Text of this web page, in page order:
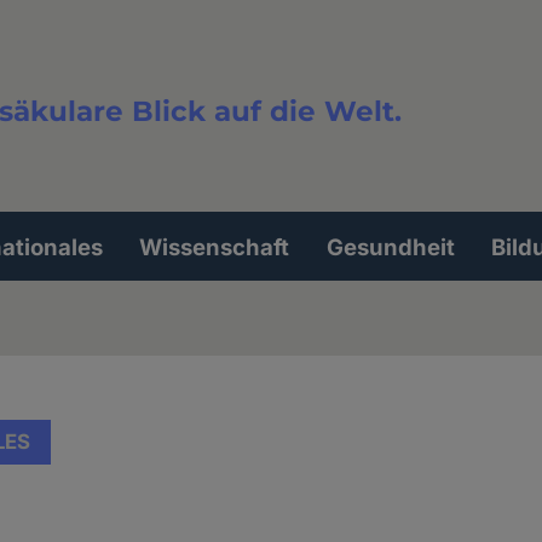
Blick auf die Welt.
Wissenschaft Gesundheit